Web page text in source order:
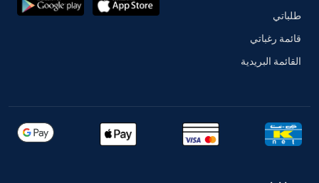
طلباتي
قائمة رغباتي
القائمة البريدية